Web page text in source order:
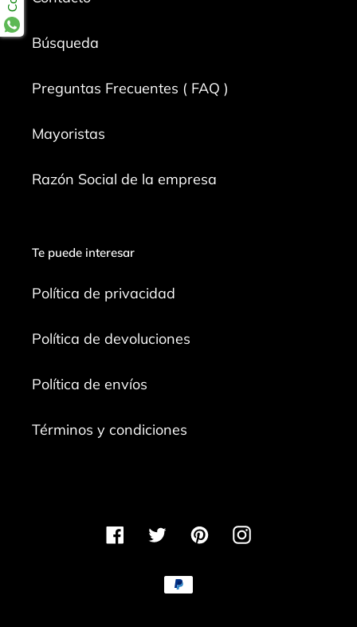
Búsqueda
Preguntas Frecuentes ( FAQ )
Mayoristas
Razón Social de la empresa
Te puede interesar
Política de privacidad
Política de devoluciones
Política de envíos
Términos y condiciones
FacebookTwitterPinterestInstagram
Métodos
de